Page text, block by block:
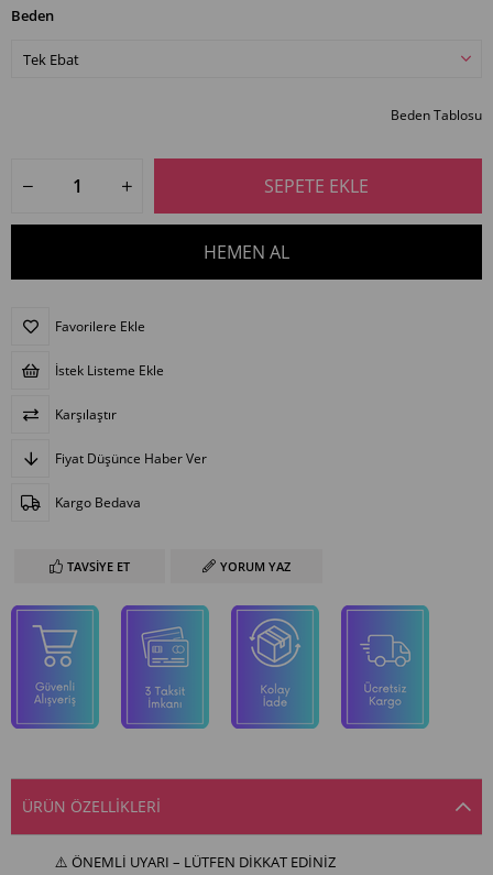
Beden
Beden Tablosu
Favorilere Ekle
İstek Listeme Ekle
Karşılaştır
Fiyat Düşünce Haber Ver
Kargo Bedava
TAVSIYE ET YORUM YAZ
ÜRÜN ÖZELLIKLERI
⚠️ ÖNEMLİ UYARI – LÜTFEN DİKKAT EDİNİZ